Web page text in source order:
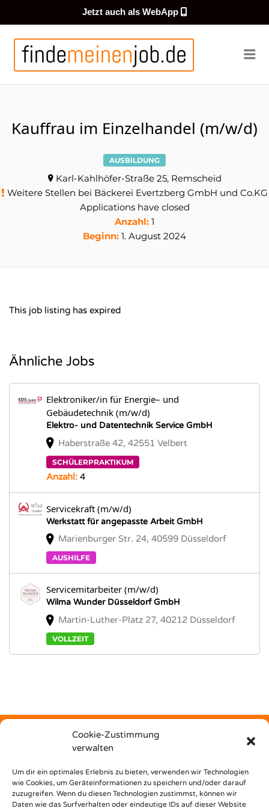
Jetzt auch als WebApp
Cookie-Zustimmung
verwalten
Um dir ein optimales Erlebnis zu bieten, verwenden wir Technologien
wie Cookies, um Geräteinformationen zu speichern und/oder darauf
zuzugreifen. Wenn du diesen Technologien zustimmst, können wir
Daten wie das Surfverhalten oder eindeutige IDs auf dieser Website
Kauffrau im Einzelhandel (m/w/d)
AUSBILDUNG
Karl-Kahlhöfer-Straße 25, Remscheid
Weitere Stellen bei Bäckerei Evertzberg GmbH und Co.KG
Applications have closed
Anzahl: 1
Beginn: 1. August 2024
This job listing has expired
Ähnliche Jobs
Elektroniker/in für Energie– und
Gebäudetechnik (m/w/d)
Elektro- und Datentechnik Service GmbH
Haberstraße 42, 42551 Velbert
SCHÜLERPRAKTIKUM
Anzahl: 4
Servicekraft (m/w/d)
Werkstatt für angepasste Arbeit GmbH
Marienburger Str. 24, 40599 Düsseldorf
AUSHILFE
Servicemitarbeiter (m/w/d)
Wilma Wunder Düsseldorf GmbH
Martin-Luther-Platz 27, 40212 Düsseldorf
VOLLZEIT
unterstützt dich Nest Bildungsbar bei deinem Weg in den